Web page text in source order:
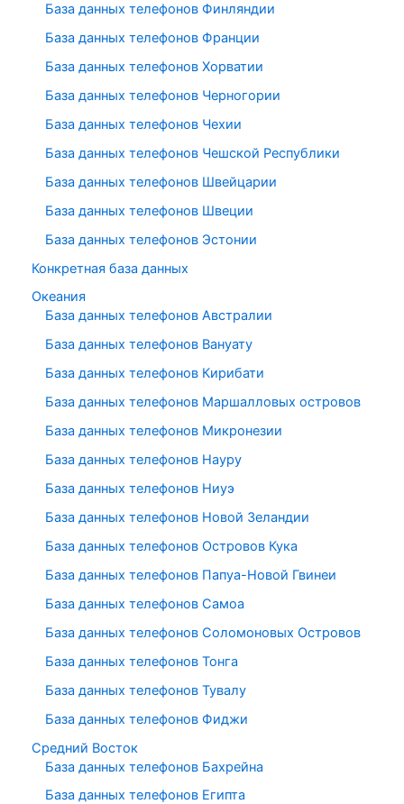
База данных телефонов Финляндии
База данных телефонов Франции
База данных телефонов Хорватии
База данных телефонов Черногории
База данных телефонов Чехии
База данных телефонов Чешской Республики
База данных телефонов Швейцарии
База данных телефонов Швеции
База данных телефонов Эстонии
Конкретная база данных
Океания
База данных телефонов Австралии
База данных телефонов Вануату
База данных телефонов Кирибати
База данных телефонов Маршалловых островов
База данных телефонов Микронезии
База данных телефонов Науру
База данных телефонов Ниуэ
База данных телефонов Новой Зеландии
База данных телефонов Островов Кука
База данных телефонов Папуа-Новой Гвинеи
База данных телефонов Самоа
База данных телефонов Соломоновых Островов
База данных телефонов Тонга
База данных телефонов Тувалу
База данных телефонов Фиджи
Средний Восток
База данных телефонов Бахрейна
База данных телефонов Египта